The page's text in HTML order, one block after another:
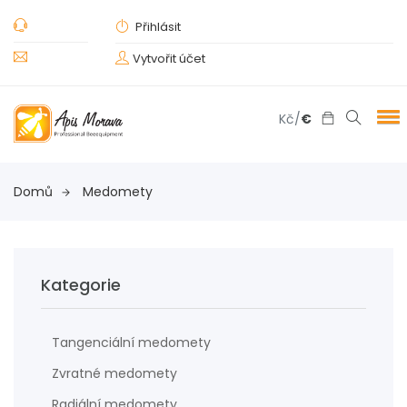
Přihlásit
Vytvořit účet
Kč/€
Domů Medomety
Kategorie
Tangenciální medomety
Zvratné medomety